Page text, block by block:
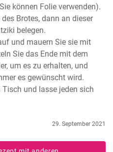
können Folie verwenden).
Brotes, dann an dieser
belegen.
und mauern Sie sie mit
Sie das Ende mit dem
um es zu erhalten, und
es gewünscht wird.
und lasse jeden sich
29. September 2021